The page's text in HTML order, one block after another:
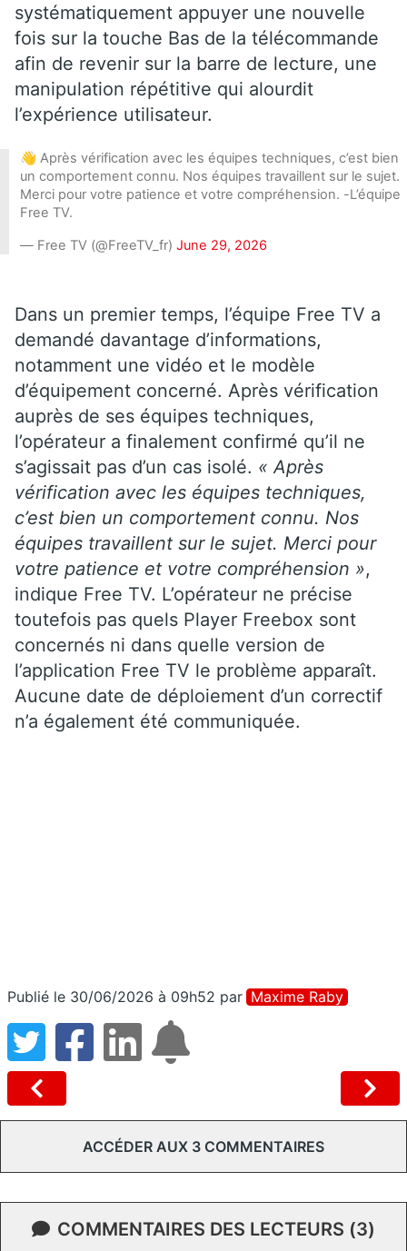
systématiquement appuyer une nouvelle
fois sur la touche Bas de la télécommande
afin de revenir sur la barre de lecture, une
manipulation répétitive qui alourdit
l’expérience utilisateur.
👋 Après vérification avec les équipes techniques, c’est bien
un comportement connu. Nos équipes travaillent sur le sujet.
Merci pour votre patience et votre compréhension. -L’équipe
Free TV.
— Free TV (@FreeTV_fr) June 29, 2026
Dans un premier temps, l’équipe Free TV a
demandé davantage d’informations,
notamment une vidéo et le modèle
d’équipement concerné. Après vérification
auprès de ses équipes techniques,
l’opérateur a finalement confirmé qu’il ne
s’agissait pas d’un cas isolé. « Après
vérification avec les équipes techniques,
c’est bien un comportement connu. Nos
équipes travaillent sur le sujet. Merci pour
votre patience et votre compréhension »,
indique Free TV. L’opérateur ne précise
toutefois pas quels Player Freebox sont
concernés ni dans quelle version de
l’application Free TV le problème apparaît.
Aucune date de déploiement d’un correctif
n’a également été communiquée.
Publié le 30/06/2026 à 09h52 par Maxime Raby
ACCÉDER AUX 3 COMMENTAIRES
COMMENTAIRES DES LECTEURS (3)